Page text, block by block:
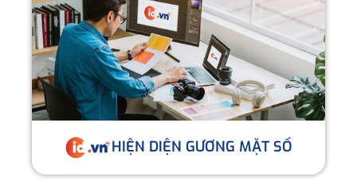
HIỆN DIỆN GƯƠNG MẶT SỐ